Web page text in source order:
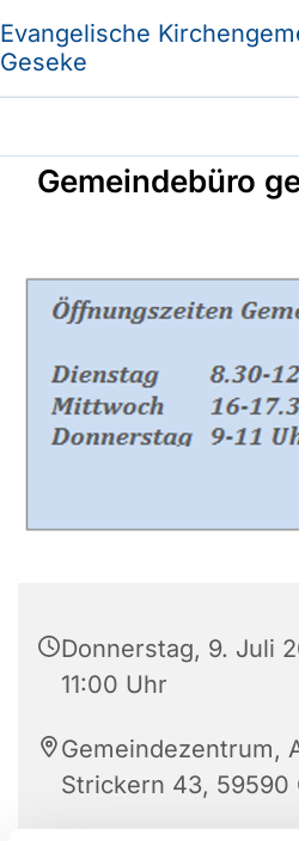
Evangelische
Geseke
Gemeindebüro
Donnerstag, 9. Juli
11:00 Uhr
Gemeindezentrum,
Strickern 43, 59590